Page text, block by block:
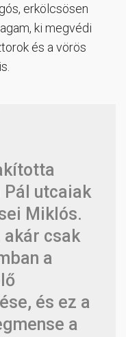
erkölcsösen
ki megvédi
és a vörös
Pál utcaiak
Miklós.
csak
a
és ez a
a